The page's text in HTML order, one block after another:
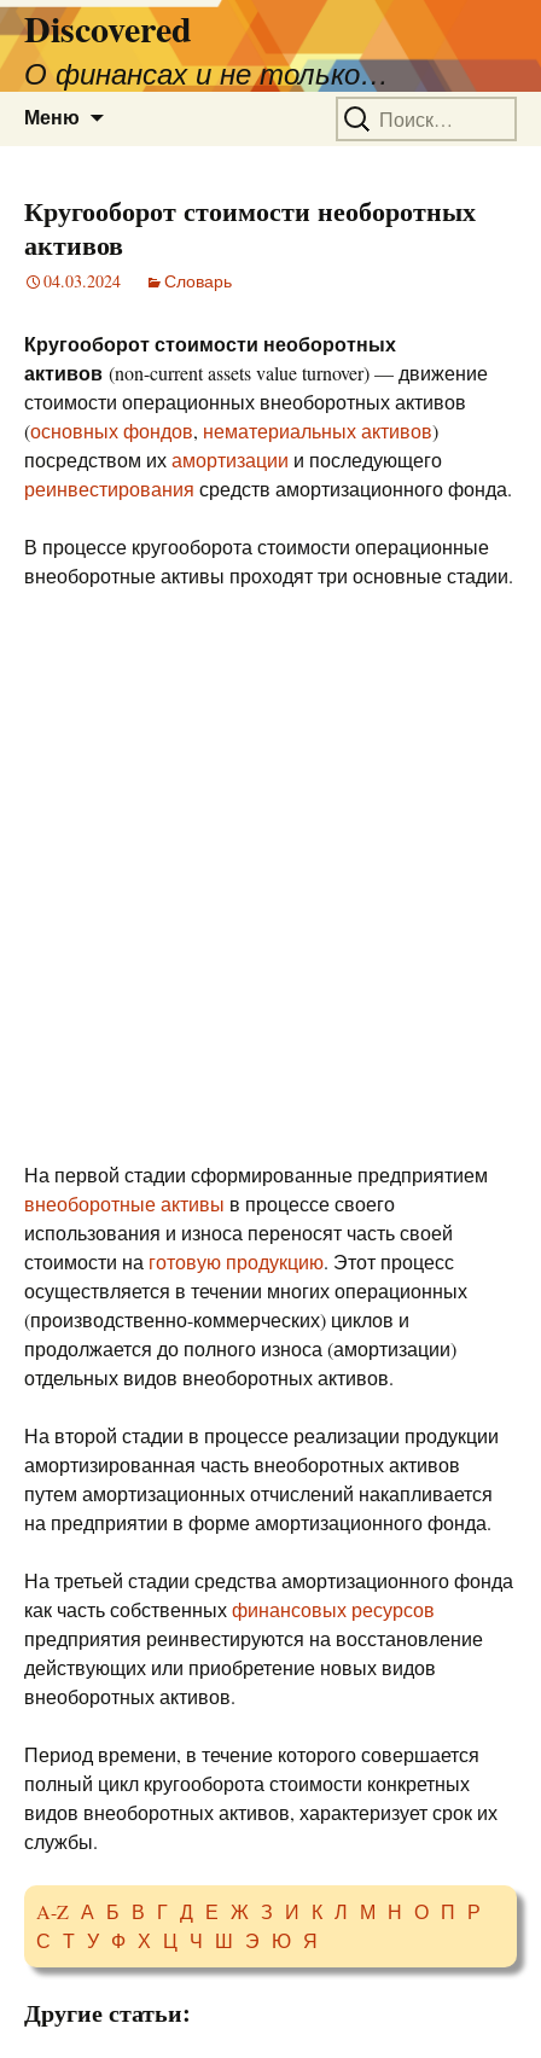
Discovered
О финансах и не только…
Меню Найти:
Кругооборот стоимости необоротных
активов
04.03.2024 Словарь
Кругооборот стоимости необоротных
активов (non-current assets value turnover) — движение
стоимости операционных внеоборотных активов
(основных фондов, нематериальных активов)
посредством ихамортизации и последующего
реинвестирования средств амортизационного фонда.
В процессе кругооборота стоимости операционные
внеоборотные активы проходят три основные стадии.
На первой стадии сформированные предприятием
внеоборотные активы в процессе своего
использования и износа переносят часть своей
стоимости на готовую продукцию. Этот процесс
осуществляется в течении многих операционных
(производственно-коммерческих) циклов и
продолжается до полного износа (амортизации)
отдельных видов внеоборотных активов.
На второй стадии в процессе реализации продукции
амортизированная часть внеоборотных активов
путем амортизационных отчислений накапливается
на предприятии в форме амортизационного фонда.
На третьей стадии средства амортизационного фонда
как часть собственныхфинансовых ресурсов
предприятия реинвестируются на восстановление
действующих или приобретение новых видов
внеоборотных активов.
Период времени, в течение которого совершается
полный цикл кругооборота стоимости конкретных
видов внеоборотных активов, характеризует срок их
службы.
A-Z А Б В Г Д Е Ж З И К Л М Н О П Р
С Т У Ф Х Ц Ч Ш Э Ю Я
Другие статьи: